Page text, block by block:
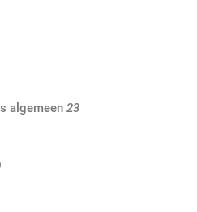
algemeen 23